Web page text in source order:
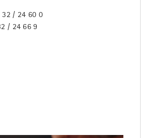
32 / 24 60 0
/ 24 66 9